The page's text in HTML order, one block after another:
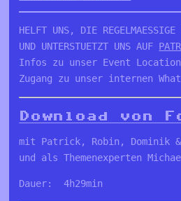
HELFT UNS, DIE REGELMAESSIGE
UND UNTERSTUETZT UNS AUF
Infos zu unser Event
Zugang zu unser internen
Download von
mit Patrick, Robin, Dominik &
und als Themenexperten
Dauer:  4h29min